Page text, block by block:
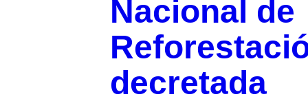
Nacional de
decretada